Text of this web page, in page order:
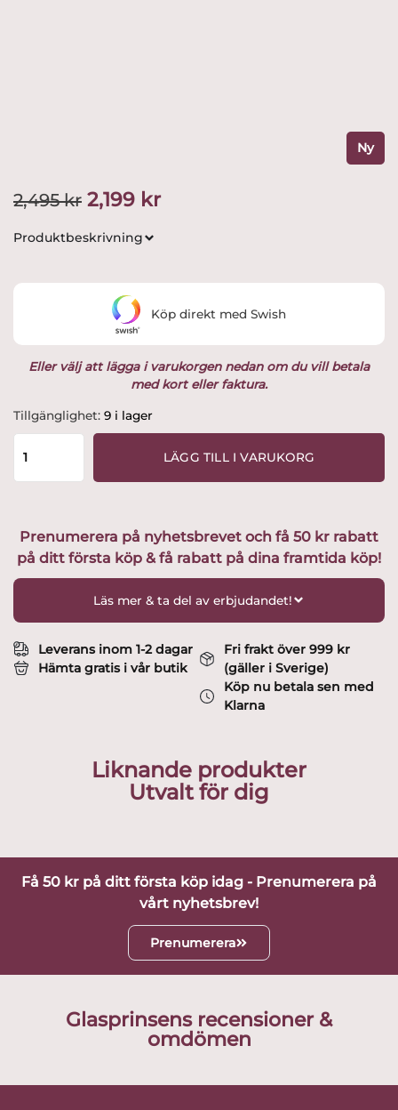
Ny
2,495kr Det
ursprungliga
var:
2,495 kr.
2,199 krDet
2,199 kr.
Produktbeskrivning
Eller välj att lägga i varukorgen nedan om du vill betala
med kort eller faktura.
Tillgänglighet: 9 i lager
Målerås
-
Kristall
Dalahäst
Design
LÄGG TILL I VARUKORG
Köp direkt med Swish
Prenumerera på nyhetsbrevet och få 50 kr rabatt
på ditt första köp & få rabatt på dina framtida köp!
Läs mer & ta del av erbjudandet!
Leverans inom 1-2 dagar
Hämta gratis i vår butik
Fri frakt över 999 kr
(gäller i Sverige)
Köp nu betala sen med
Klarna
Liknande produkter
Utvalt för dig
Få 50 kr på ditt första köp idag - Prenumerera på
vårt nyhetsbrev!
Prenumerera
Glasprinsens recensioner &
omdömen